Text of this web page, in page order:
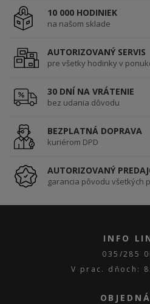
10 000 HODINIEK
na našom sklade
AUTORIZOVANÝ SERVIS
pre všetky hodinky v
30 DNÍ NA VRÁTENIE
bez udania dôvodu
BEZPLATNÁ DOPRAVA
kuriérom DPD
AUTORIZOVANÝ
garancia pôvodu všetkých
INFO
035/285
V prac. dňoch: